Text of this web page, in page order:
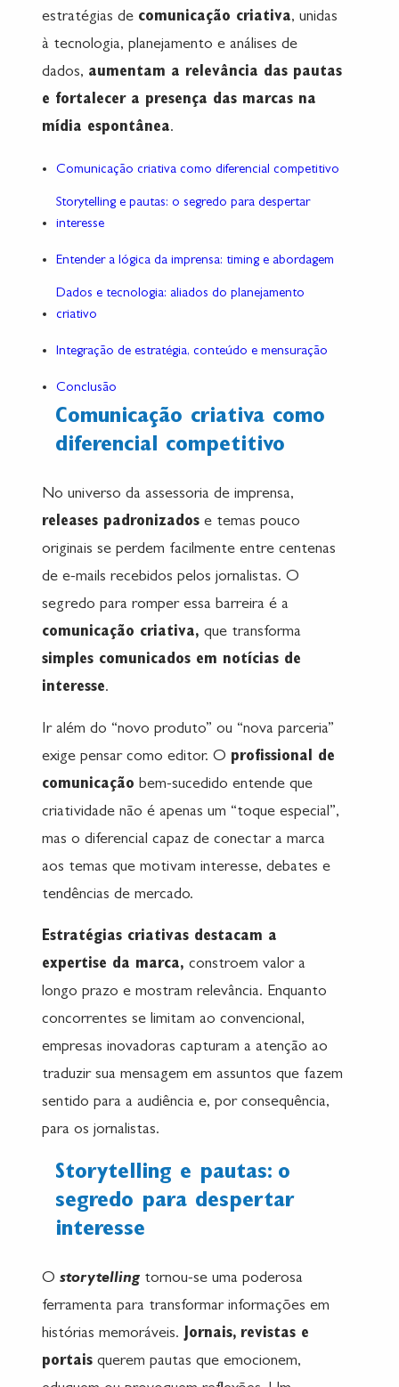
estratégias de comunicação criativa, unidas
à tecnologia, planejamento e análises de
dados, aumentam a relevância das pautas
e fortalecer a presença das marcas na
mídia espontânea.
Comunicação criativa como diferencial competitivo
Storytelling e pautas: o segredo para despertar
interesse
Entender a lógica da imprensa: timing e abordagem
Dados e tecnologia: aliados do planejamento
criativo
Integração de estratégia, conteúdo e mensuração
Conclusão
Comunicação criativa como
diferencial competitivo
No universo da assessoria de imprensa,
releases padronizados e temas pouco
originais se perdem facilmente entre centenas
de e-mails recebidos pelos jornalistas. O
segredo para romper essa barreira é a
comunicação criativa, que transforma
simples comunicados em notícias de
interesse.
Ir além do “novo produto” ou “nova parceria”
exige pensar como editor. O profissional de
comunicação bem-sucedido entende que
criatividade não é apenas um “toque especial”,
mas o diferencial capaz de conectar a marca
aos temas que motivam interesse, debates e
tendências de mercado.
Estratégias criativas destacam a
expertise da marca, constroem valor a
longo prazo e mostram relevância. Enquanto
concorrentes se limitam ao convencional,
empresas inovadoras capturam a atenção ao
traduzir sua mensagem em assuntos que fazem
sentido para a audiência e, por consequência,
para os jornalistas.
Storytelling e pautas: o
segredo para despertar
interesse
O storytelling tornou-se uma poderosa
ferramenta para transformar informações em
histórias memoráveis. Jornais, revistas e
portais querem pautas que emocionem,